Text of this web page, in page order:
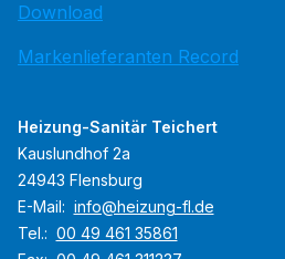
Download
Markenlieferanten Record
Heizung-Sanitär Teichert
Kauslundhof 2a
24943 Flensburg
E-Mail: info@heizung-fl.de
Tel.: 00 49 461 35861